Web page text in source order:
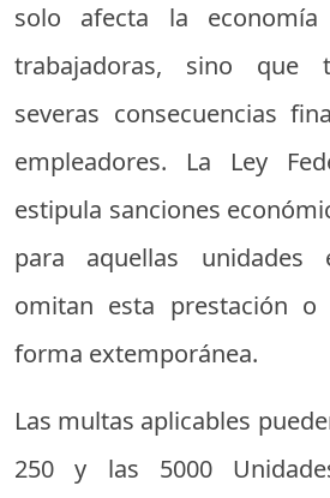
solo afecta la
trabajadoras, sino que
severas consecuencias
empleadores. La Ley
estipula sanciones
para aquellas unidades
omitan esta prestación
forma extemporánea.
Las multas aplicables
250 y las 5000